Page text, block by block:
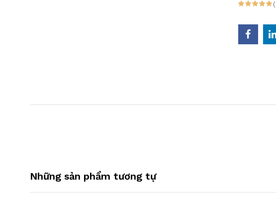
Những sản phẩm tương tự